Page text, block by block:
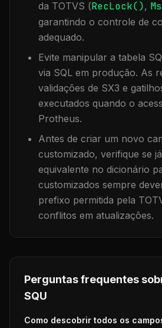
da TOTVS (RecLock(),
garantindo o controle de
adequado.
Evite manipular a tabela
via SQL em produção. As
validações de SX3 e
executados quando o
Protheus.
Antes de criar um novo
customizado, verifique se
equivalente no dicionário
customizados sempre
prefixo permitida pela
conflitos em atualizações.
Perguntas frequentes
SQU
Como descobrir todos os